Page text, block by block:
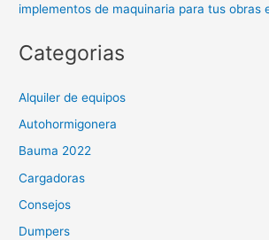
implementos de maquinaria para tus obras
Categorias
Alquiler de equipos
Autohormigonera
Bauma 2022
Cargadoras
Consejos
Dumpers